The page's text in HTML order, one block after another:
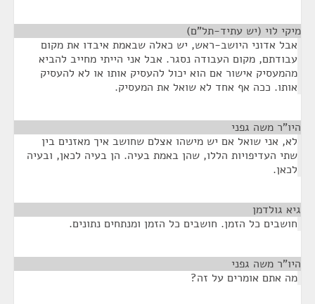
מיקי לוי (יש עתיד-תל"ם)
אבל אדוני היושב-ראש, יש כאלה שבאמת איבדו את מקום
עבודתם, מקום העבודה נסגר. אבל אני הייתי מחייב להביא
מהמעסיק אישור אם הוא יכול להעסיק אותו או לא להעסיק
אותו. ככה אף אחד לא שואל את המעסיק.
היו"ר משה גפני
לא, אני שואל אם יש מישהו אצלם שחושב איך מאזנים בין
שתי העדיפויות הללו, שהן באמת בעיה. הן בעיה לכאן, ובעיה
לכאן.
גיא גולדמן
חושבים כל הזמן. חושבים כל הזמן ומנתחים נתונים.
היו"ר משה גפני
מה אתם אומרים על זה?